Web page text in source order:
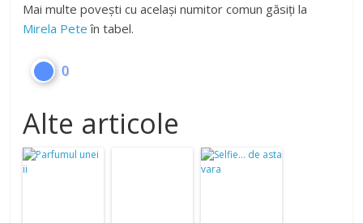
Mai multe povești cu același numitor comun găsiți la
Mirela Pete în tabel.
0
Alte articole